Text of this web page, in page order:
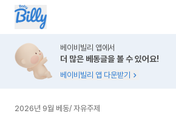
베이비빌리 앱에서
더 많은 베동글을 볼 수 있어요!
베이비빌리 앱 다운받기
2026년 9월 베동/ 자유주제